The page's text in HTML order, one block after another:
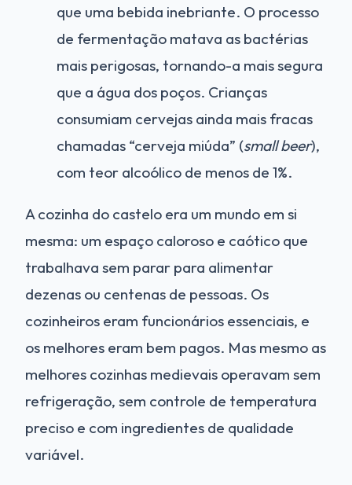
que uma bebida inebriante. O processo
de fermentação matava as bactérias
mais perigosas, tornando-a mais segura
que a água dos poços. Crianças
consumiam cervejas ainda mais fracas
chamadas “cerveja miúda” (small beer),
com teor alcoólico de menos de 1%.
A cozinha do castelo era um mundo em si
mesma: um espaço caloroso e caótico que
trabalhava sem parar para alimentar
dezenas ou centenas de pessoas. Os
cozinheiros eram funcionários essenciais, e
os melhores eram bem pagos. Mas mesmo as
melhores cozinhas medievais operavam sem
refrigeração, sem controle de temperatura
preciso e com ingredientes de qualidade
variável.